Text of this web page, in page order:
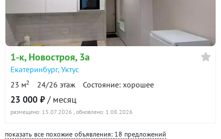
1-к, Новостроя, 3а
Екатеринбург, Уктус
23 м2 24/26 этаж Состояние: хорошее
23 000 ₽ / месяц
размещено: 15.07.2026 , обновлено: 1.08.2026
показать все похожие объявления: 18 предложений